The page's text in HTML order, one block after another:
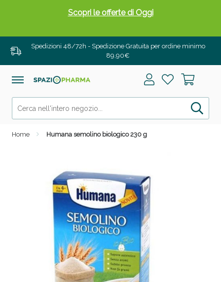
Spedizioni 48/72h - Spedizione Gratuita per ordine minimo
89,90€
Home Humana semolino biologico 230 g
Scopri le offerte di Oggi
Drenanti e Pancia Piatta: Sconti fino al 55% validi
solo per OGGI!